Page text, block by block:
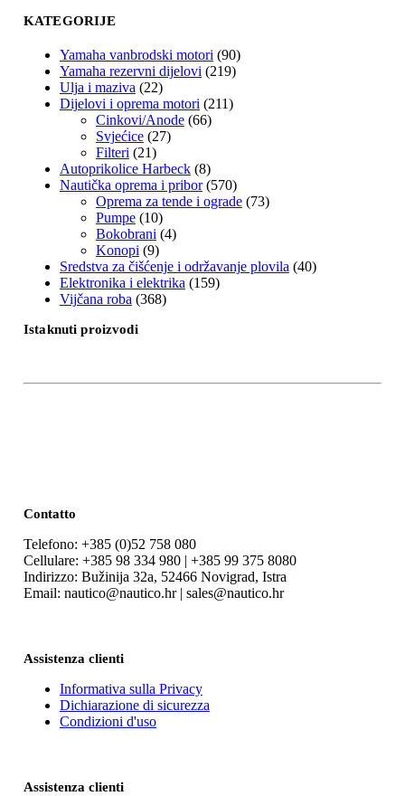
KATEGORIJE
Yamaha vanbrodski motori (90)
Yamaha rezervni dijelovi (219)
Ulja i maziva (22)
Dijelovi i oprema motori (211)
Cinkovi/Anode (66)
Svjećice (27)
Filteri (21)
Autoprikolice Harbeck (8)
Nautička oprema i pribor (570)
Oprema za tende i ograde (73)
Pumpe (10)
Bokobrani (4)
Konopi (9)
Sredstva za čišćenje i održavanje plovila (40)
Elektronika i elektrika (159)
Vijčana roba (368)
Istaknuti proizvodi
Contatto
Telefono: +385 (0)52 758 080
Cellulare: +385 98 334 980 | +385 99 375 8080
Indirizzo: Bužinija 32a, 52466 Novigrad, Istra
Email: nautico@nautico.hr | sales@nautico.hr
Assistenza clienti
Informativa sulla Privacy
Dichiarazione di sicurezza
Condizioni d'uso
Assistenza clienti